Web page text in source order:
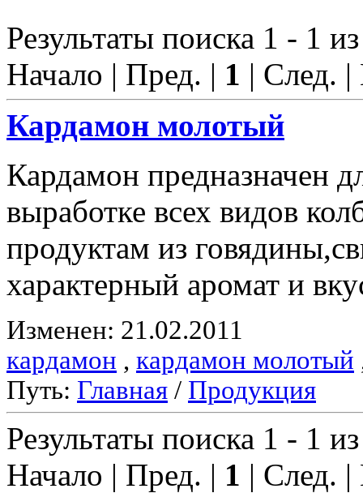
Результаты поиска 1 - 1
Начало | Пред. | 1 | След.
Кардамон молотый
Кардамон предназначен
выработке всех видов
продуктам из
характерный аромат и
Изменен: 21.02.2011
кардамон , кардамон молотый
Путь: Главная / Продукция
Результаты поиска 1 - 1
Начало | Пред. | 1 | След.